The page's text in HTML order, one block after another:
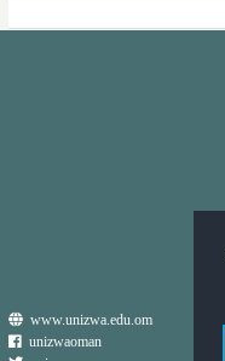
www.unizwa.edu.om
unizwaoman